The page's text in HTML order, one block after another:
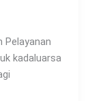
Pelayanan
kadaluarsa